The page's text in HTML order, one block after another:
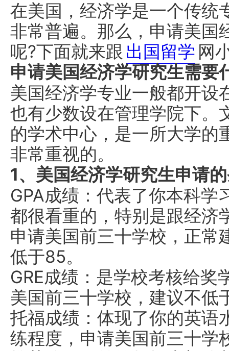
在美国，经济学是一个传统
非常普遍。那么，申请美国
呢?下面就来跟 出国留学 网
申请美国经济学研究生需要
美国经济学专业一般都开设
也有少数设在管理学院下。
的学术中心，是一所大学的
非常重视的。
1、美国经济学研究生申请
GPA成绩：代表了你本科学
都很看重的，特别是跟经济
申请美国前三十学校，正常
低于85。
GRE成绩：是学校考核给奖
美国前三十学校，建议不低
托福成绩：体现了你的英语
练程度，申请美国前三十学